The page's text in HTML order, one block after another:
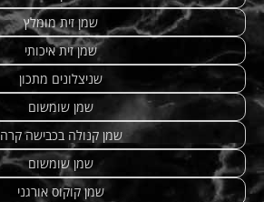
שמן זית מומלץ
שמן זית איכותי
שניצלונים מתכון
שמן שומשום
שמן קנולה בכבישה קרה
שמן שומשום
שמן קוקוס אורגני